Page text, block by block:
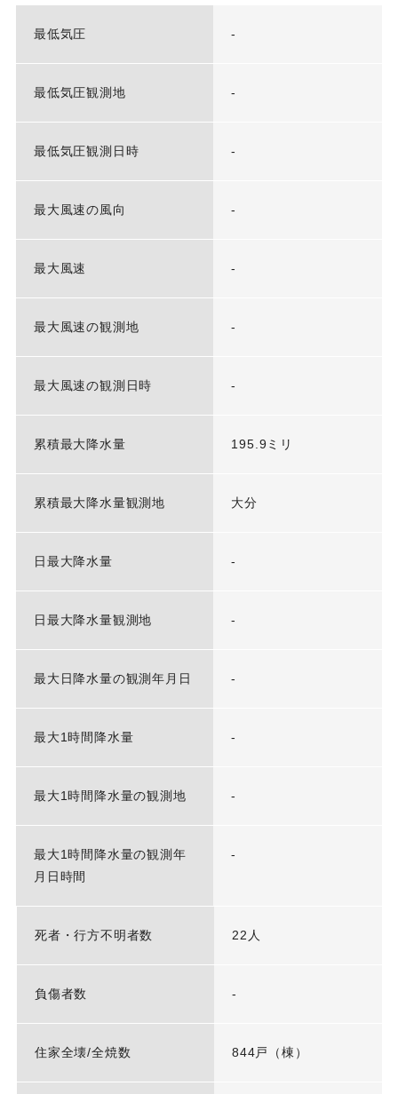
最低気圧 -
最低気圧観測地 -
最低気圧観測日時 -
最大風速の風向 -
最大風速 -
最大風速の観測地 -
最大風速の観測日時 -
累積最大降水量 195.9ミリ
累積最大降水量観測地 大分
日最大降水量 -
日最大降水量観測地 -
最大日降水量の観測年月日 -
最大1時間降水量 -
最大1時間降水量の観測地 -
最大1時間降水量の観測年
月日時間
-
死者・行方不明者数 22人
負傷者数 -
住家全壊/全焼数 844戸（棟）